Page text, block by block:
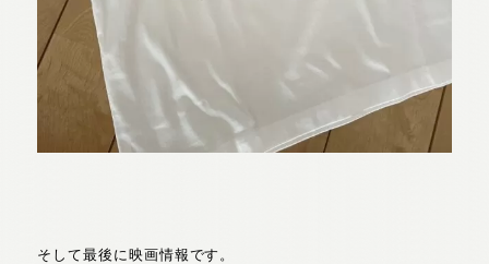
そして最後に映画情報です。